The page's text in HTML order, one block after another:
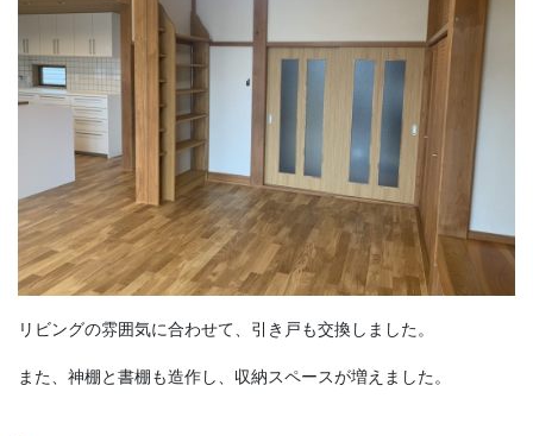
リビングの雰囲気に合わせて、引き戸も交換しました。
また、神棚と書棚も造作し、収納スペースが増えました。